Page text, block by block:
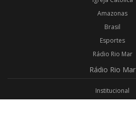
Amazonas
Brasil
Esportes
Rádio Rio Mar
Rádio Rio Mar
Institucional